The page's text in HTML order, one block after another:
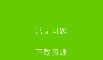
常见问题
下载资源